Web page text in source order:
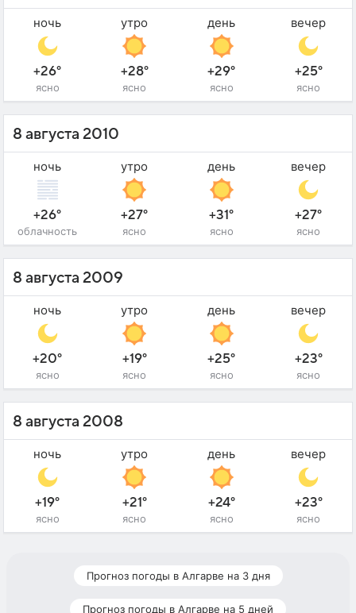
ночь
+26°
ясно
утро
+28°
ясно
день
+29°
ясно
вечер
+25°
ясно
8 августа 2010
ночь
+26°
облачность
утро
+27°
ясно
день
+31°
ясно
вечер
+27°
ясно
8 августа 2009
ночь
+20°
ясно
утро
+19°
ясно
день
+25°
ясно
вечер
+23°
ясно
8 августа 2008
ночь
+19°
ясно
утро
+21°
ясно
день
+24°
ясно
вечер
+23°
ясно
Прогноз погоды в Алгарве на 3 дня
Прогноз погоды в Алгарве на 5 дней